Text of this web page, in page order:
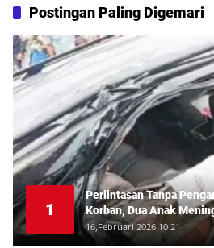
Postingan Paling Digemari
1
Perlintasan Tanpa
Korban, Dua Anak
Deli
16,Februari 2026 10 21